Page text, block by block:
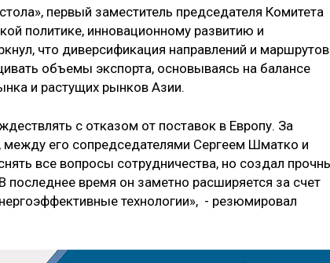
первый заместитель председателя Комитета
политике, инновационному развитию и
что диверсификация направлений и маршрутов
объемы экспорта, основываясь на балансе
и растущих рынков Азии.
с отказом от поставок в Европу. За
между его сопредседателями Сергеем Шматко и
все вопросы сотрудничества, но создал
последнее время он заметно расширяется за счет
технологии», - резюмировал